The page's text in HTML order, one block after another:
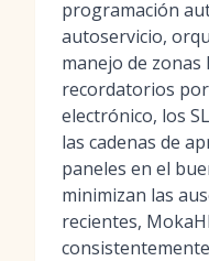
programación
autoservicio,
manejo de zonas
recordatorios
electrónico, los
las cadenas de
paneles en el
minimizan las
recientes,